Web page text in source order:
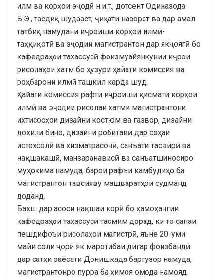
илм ва корҳои эҷодӣ н.и.т., дотсент Одиназода
Б.Э., тасдиқ шудааст, ҷиҳати назорат ва дар амал
татбиқ намудани иҷроиши корҳои илмӣ-
таҳқиқотӣ ва эҷодии магистрантон дар якҷоягӣ бо
кафедраҳои тахассусӣ фоизмуайянкунии иҷрои
рисолаҳои хатм бо ҳузури ҳайати комиссия ва
роҳбарони илмӣ ташкил карда шуд.
Ҳайати комиссия рафти иҷроиши қисмати корҳои
илмӣ ва эҷодии рисолаи хатми магистрантони
ихтисосҳои дизайни костюм ва газвор, дизайни
дохили бино, дизайни робитавӣ дар соҳаи
истеҳсолӣ ва хизматрасонӣ, санъати тасвирӣ ва
нақшакашӣ, манзаранависӣ ва санъатшиносиро
муҳокима намуда, барои рафъи камбудиҳо ба
магистрантон тавсияву машваратҳои судманд
доданд.
Бахш дар асоси нақшаи корӣ бо ҳамоҳангии
кафедраҳои тахассусӣ тасмим дорад, ки то санаи
пешдифоъи рисолаҳои магистрӣ, яъне 20-уми
майи соли ҷорӣ як маротибаи дигар фоизбандӣ
дар сатҳи раёсати Донишкада баргузор намуда,
магистрантонро пурра ба ҳимоя омода намояд.